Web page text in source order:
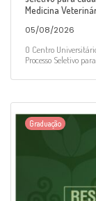
Medicina
05/08/2026
O Centro
Processo Seletivo para...
Graduação